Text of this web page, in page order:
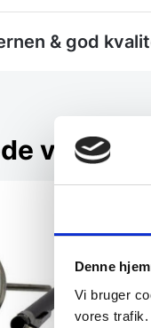
Denne
Vi bruger
vores trafik.
& god
varer